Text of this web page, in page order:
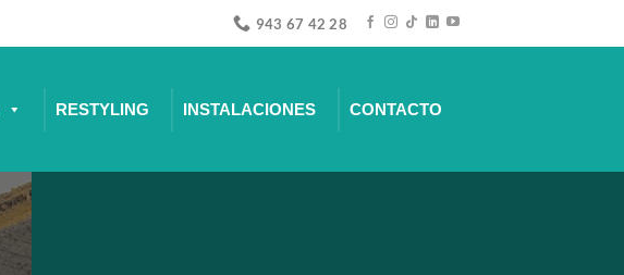
943 67 42 28
RESTYLING INSTALACIONES CONTACTO